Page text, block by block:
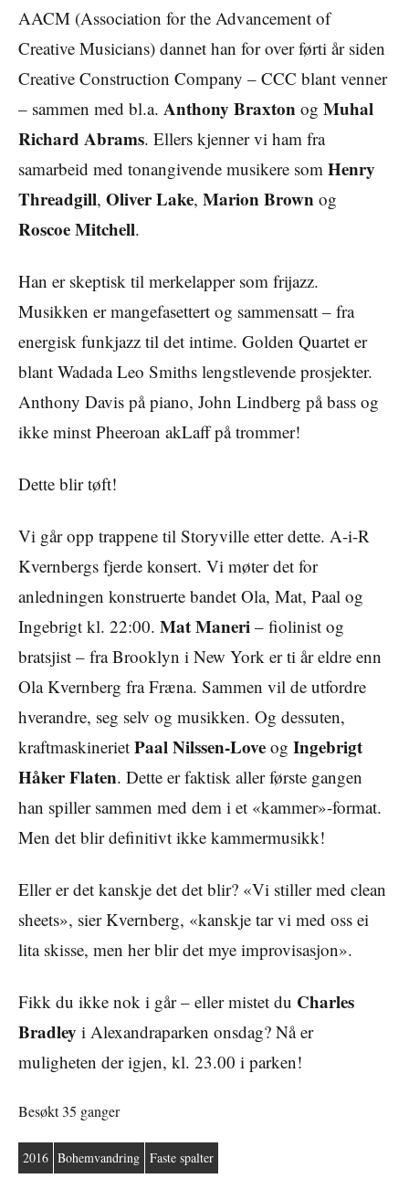
AACM (Association for the Advancement of
Creative Musicians) dannet han for over førti år siden
Creative Construction Company – CCC blant venner
– sammen med bl.a. Anthony Braxton og Muhal
Richard Abrams. Ellers kjenner vi ham fra
samarbeid med tonangivende musikere som Henry
Threadgill, Oliver Lake, Marion Brown og
Roscoe Mitchell.
Han er skeptisk til merkelapper som frijazz.
Musikken er mangefasettert og sammensatt – fra
energisk funkjazz til det intime. Golden Quartet er
blant Wadada Leo Smiths lengstlevende prosjekter.
Anthony Davis på piano, John Lindberg på bass og
ikke minst Pheeroan akLaff på trommer!
Dette blir tøft!
Vi går opp trappene til Storyville etter dette. A-i-R
Kvernbergs fjerde konsert. Vi møter det for
anledningen konstruerte bandet Ola, Mat, Paal og
Ingebrigt kl. 22:00. Mat Maneri – fiolinist og
bratsjist – fra Brooklyn i New York er ti år eldre enn
Ola Kvernberg fra Fræna. Sammen vil de utfordre
hverandre, seg selv og musikken. Og dessuten,
kraftmaskineriet Paal Nilssen-Love og Ingebrigt
Håker Flaten. Dette er faktisk aller første gangen
han spiller sammen med dem i et «kammer»-format.
Men det blir definitivt ikke kammermusikk!
Eller er det kanskje det det blir? «Vi stiller med clean
sheets», sier Kvernberg, «kanskje tar vi med oss ei
lita skisse, men her blir det mye improvisasjon».
Fikk du ikke nok i går – eller mistet du Charles
Bradley i Alexandraparken onsdag? Nå er
muligheten der igjen, kl. 23.00 i parken!
Besøkt 35 ganger
2016 Bohemvandring Faste spalter